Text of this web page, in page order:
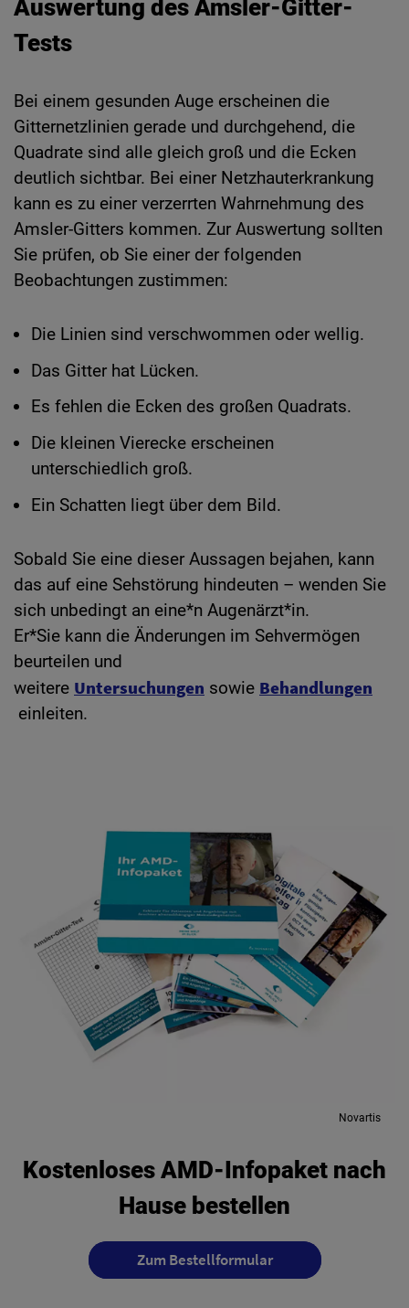
Auswertung des Amsler-Gitter-
Tests
Bei einem gesunden Auge erscheinen die
Gitternetzlinien gerade und durchgehend, die
Quadrate sind alle gleich groß und die Ecken
deutlich sichtbar. Bei einer Netzhauterkrankung
kann es zu einer verzerrten Wahrnehmung des
Amsler-Gitters kommen. Zur Auswertung sollten
Sie prüfen, ob Sie einer der folgenden
Beobachtungen zustimmen:
Die Linien sind verschwommen oder wellig.
Das Gitter hat Lücken.
Es fehlen die Ecken des großen Quadrats.
Die kleinen Vierecke erscheinen
unterschiedlich groß.
Ein Schatten liegt über dem Bild.
Sobald Sie eine dieser Aussagen bejahen, kann
das auf eine Sehstörung hindeuten – wenden Sie
sich unbedingt an eine*n Augenärzt*in.
Er*Sie kann die Änderungen im Sehvermögen
beurteilen und
weitere Untersuchungen sowie Behandlungen
einleiten.
Novartis
Kostenloses AMD-Infopaket nach
Hause bestellen
Zum Bestellformular